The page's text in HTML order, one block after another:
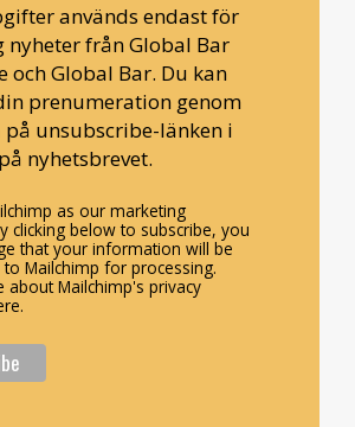
används endast för
nyheter från Global Bar
och Global Bar. Du kan
prenumeration genom
unsubscribe-länken i
nyhetsbrevet.
as our marketing
clicking below to subscribe, you
that your information will be
Mailchimp for processing.
about Mailchimp's privacy